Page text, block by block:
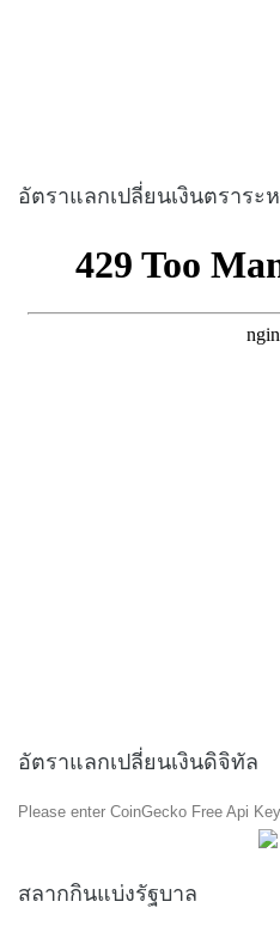
อัตราแลกเปลี่ยนเงินตราระ
อัตราแลกเปลี่ยนเงินดิจิทัล
Please enter CoinGecko Free Api
สลากกินแบ่งรัฐบาล